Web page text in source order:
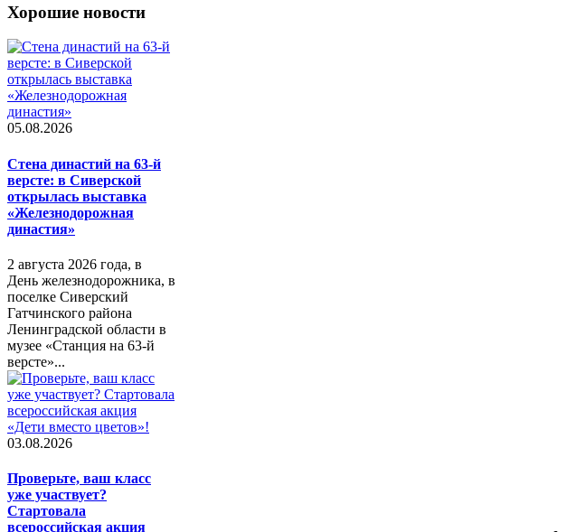
Хорошие новости
05.08.2026
Стена династий на 63-й
версте: в Сиверской
открылась выставка
«Железнодорожная
династия»
2 августа 2026 года, в
День железнодорожника, в
поселке Сиверский
Гатчинского района
Ленинградской области в
музее «Станция на 63-й
версте»...
03.08.2026
Проверьте, ваш класс
уже участвует?
Стартовала
всероссийская акция